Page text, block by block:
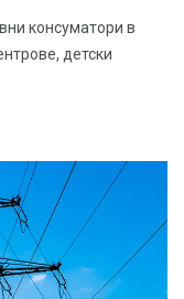
консуматори в
детски